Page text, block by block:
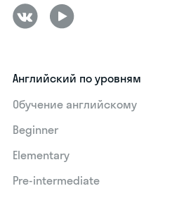
Английский по уровням
Обучение английскому
Beginner
Elementary
Pre-intermediate